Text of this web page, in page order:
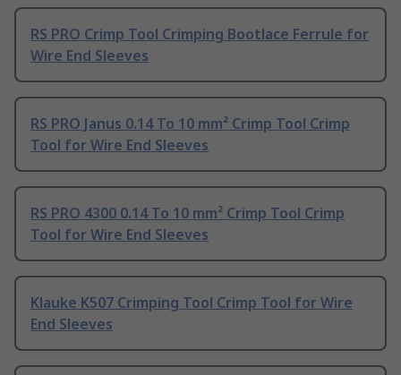
RS PRO Crimp Tool Crimping Bootlace Ferrule for
Wire End Sleeves
RS PRO Janus 0.14 To 10 mm² Crimp Tool Crimp
Tool for Wire End Sleeves
RS PRO 4300 0.14 To 10 mm² Crimp Tool Crimp
Tool for Wire End Sleeves
Klauke K507 Crimping Tool Crimp Tool for Wire
End Sleeves